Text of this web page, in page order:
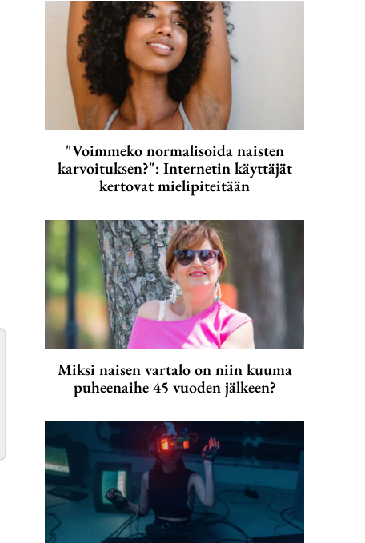
"Voimmeko normalisoida naisten
karvoituksen?": Internetin käyttäjät
kertovat mielipiteitään
Miksi naisen vartalo on niin kuuma
puheenaihe 45 vuoden jälkeen?